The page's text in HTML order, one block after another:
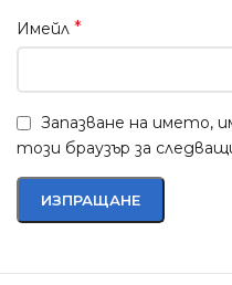
Имейл *
Запазване на името,
този браузър за